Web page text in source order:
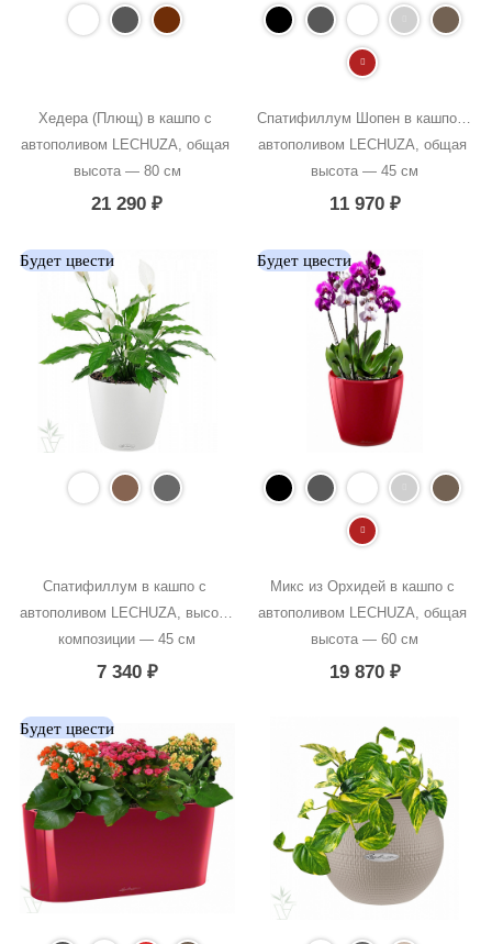
Хедера (Плющ) в кашпо с
автополивом LECHUZA, общая
высота — 80 см
21 290₽
Спатифиллум Шопен в кашпо с
автополивом LECHUZA, общая
высота — 45 см
11 970 ₽
Будет цвести
Спатифиллум в кашпо с
автополивом LECHUZA, высота
композиции — 45 см
7 340 ₽
Будет цвести
Микс из Орхидей в кашпо с
автополивом LECHUZA, общая
высота — 60 см
19 870 ₽
Будет цвести